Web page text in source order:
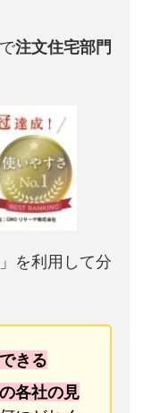
注文住宅部門
」を利用して分
きる
各社の見